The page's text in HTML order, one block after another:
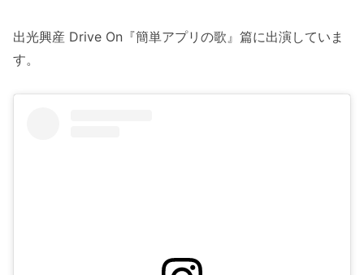
出光興産 Drive On『簡単アプリの歌』篇に出演していま
す。